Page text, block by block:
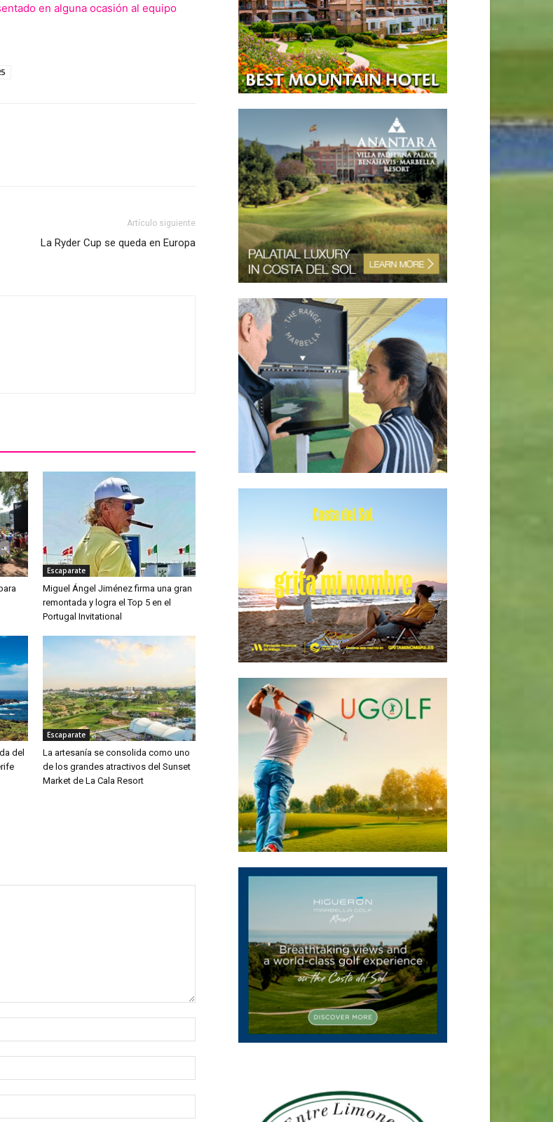
en alguna ocasión al equipo
Artículo siguiente
La Ryder Cup se queda en Europa
Escaparate
Miguel Ángel Jiménez firma una gran
remontada y logra el Top 5 en el
Portugal Invitational
del
Escaparate
La artesanía se consolida como uno
de los grandes atractivos del Sunset
Market de La Cala Resort